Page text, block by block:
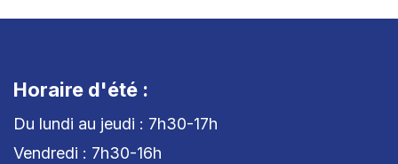
Horaire d'été :
Du lundi au jeudi : 7h30-17h
Vendredi : 7h30-16h